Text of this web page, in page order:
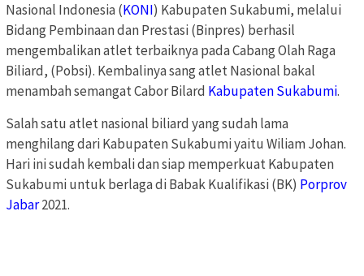
Nasional Indonesia (KONI) Kabupaten Sukabumi, melalui
Bidang Pembinaan dan Prestasi (Binpres) berhasil
mengembalikan atlet terbaiknya pada Cabang Olah Raga
Biliard, (Pobsi). Kembalinya sang atlet Nasional bakal
menambah semangat Cabor Bilard Kabupaten Sukabumi.
Salah satu atlet nasional biliard yang sudah lama
menghilang dari Kabupaten Sukabumi yaitu Wiliam Johan.
Hari ini sudah kembali dan siap memperkuat Kabupaten
Sukabumi untuk berlaga di Babak Kualifikasi (BK) Porprov
Jabar2021.